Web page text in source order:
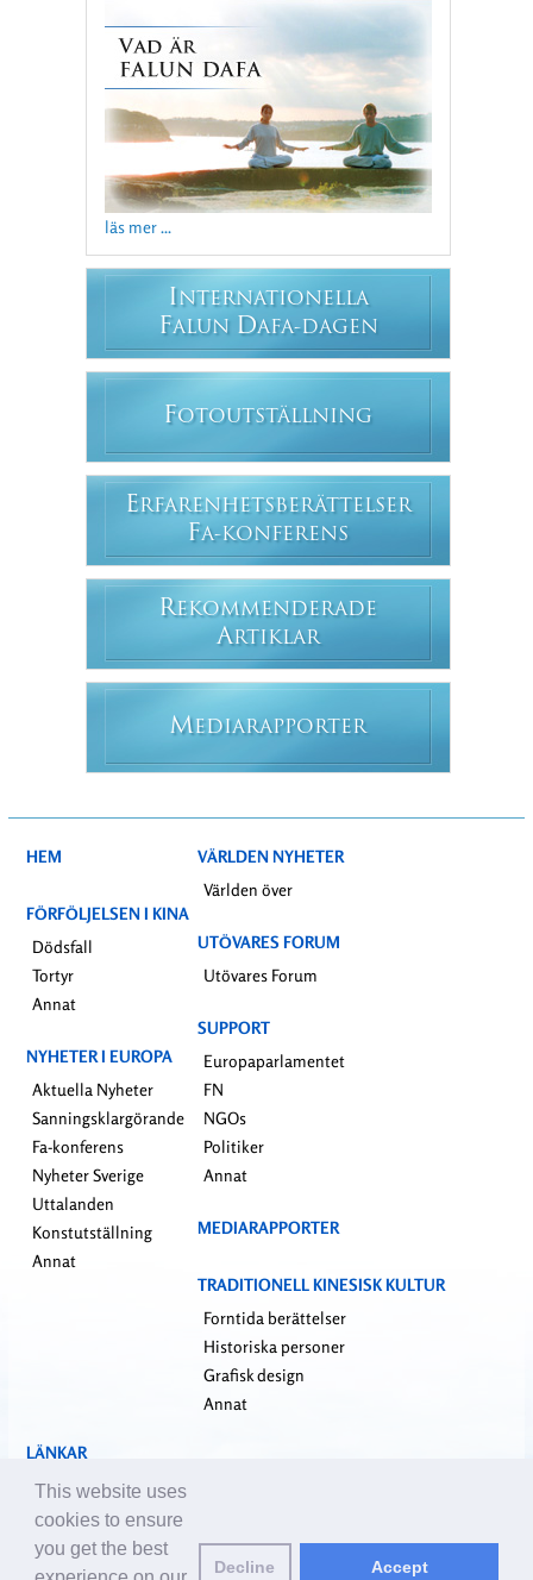
läs mer ...
INTERNATIONELLA
FALUN DAFA-DAGEN
FOTOUTSTÄLLNING
ERFARENHETSBERÄTTELSER
FA-KONFERENS
REKOMMENDERADE
ARTIKLAR
MEDIARAPPORTER
HEM
FÖRFÖLJELSEN I KINA
Dödsfall
Tortyr
Annat
NYHETER I EUROPA
Aktuella Nyheter
Sanningsklargörande
Fa-konferens
Nyheter Sverige
Uttalanden
Konstutställning
Annat
VÄRLDEN NYHETER
Världen över
UTÖVARES FORUM
Utövares Forum
SUPPORT
Europaparlamentet
FN
NGOs
Politiker
Annat
MEDIARAPPORTER
TRADITIONELL KINESISK KULTUR
Forntida berättelser
Historiska personer
Grafisk design
Annat
LÄNKAR
falundafa.org
faluninfo.net
minghui.org
pureinsight.org
This website uses
cookies to ensure
you get the best
Decline Accept